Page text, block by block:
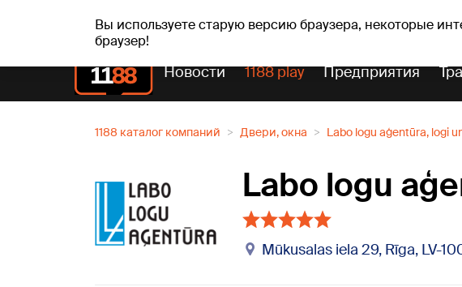
Вы используете старую версию браузера, некоторые
браузер!
сб, 08.08.2026. +21°C Mudīte, Vladislava, Vladislavs Прогноз
Новости 1188 play Предприятия
1188 каталог компаний Двери, окна Labo logu aģentūra, logi
Labo logu
Mūkusalas iela 29, Rīga, LV-